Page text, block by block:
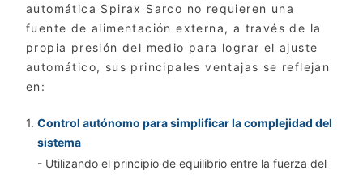
automática Spirax Sarco no requieren una
fuente de alimentación externa, a través de la
propia presión del medio para lograr el ajuste
automático, sus principales ventajas se reflejan
en:
1. Control autónomo para simplificar la complejidad del
sistema
- Utilizando el principio de equilibrio entre la fuerza del